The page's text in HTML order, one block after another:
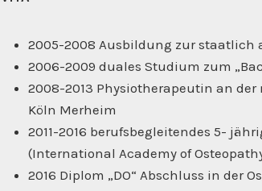
2005-2008 Ausbildung zur
2006-2009 duales Studium zum
2008-2013 Physiotherapeutin an
Köln Merheim
2011-2016 berufsbegleitendes 5-
(International Academy of
2016 Diplom „DO“ Abschluss in der